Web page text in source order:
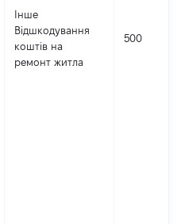
Інше
Відшкодування
коштів на
ремонт житла
500